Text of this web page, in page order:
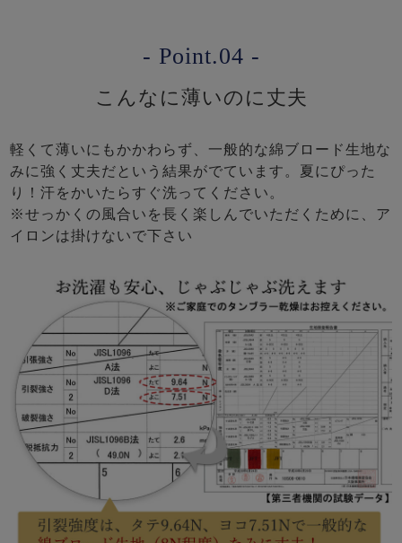
- Point.04 -
こんなに薄いのに丈夫
軽くて薄いにもかかわらず、一般的な綿ブロード生地な
みに強く丈夫だという結果がでています。夏にぴった
り！汗をかいたらすぐ洗ってください。
※せっかくの風合いを長く楽しんでいただくために、ア
イロンは掛けないで下さい